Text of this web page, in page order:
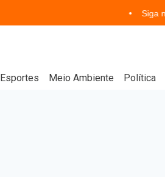
Siga nosso
Esportes Meio Ambiente Política